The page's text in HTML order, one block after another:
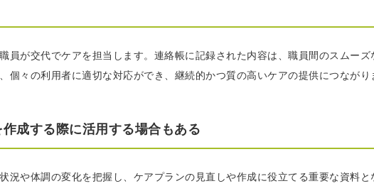
員が交代でケアを担当します。連絡帳に記録された内容は、職員間のスムーズ
個々の利用者に適切な対応ができ、継続的かつ質の高いケアの提供につながり
成する際に活用する場合もある
況や体調の変化を把握し、ケアプランの見直しや作成に役立てる重要な資料